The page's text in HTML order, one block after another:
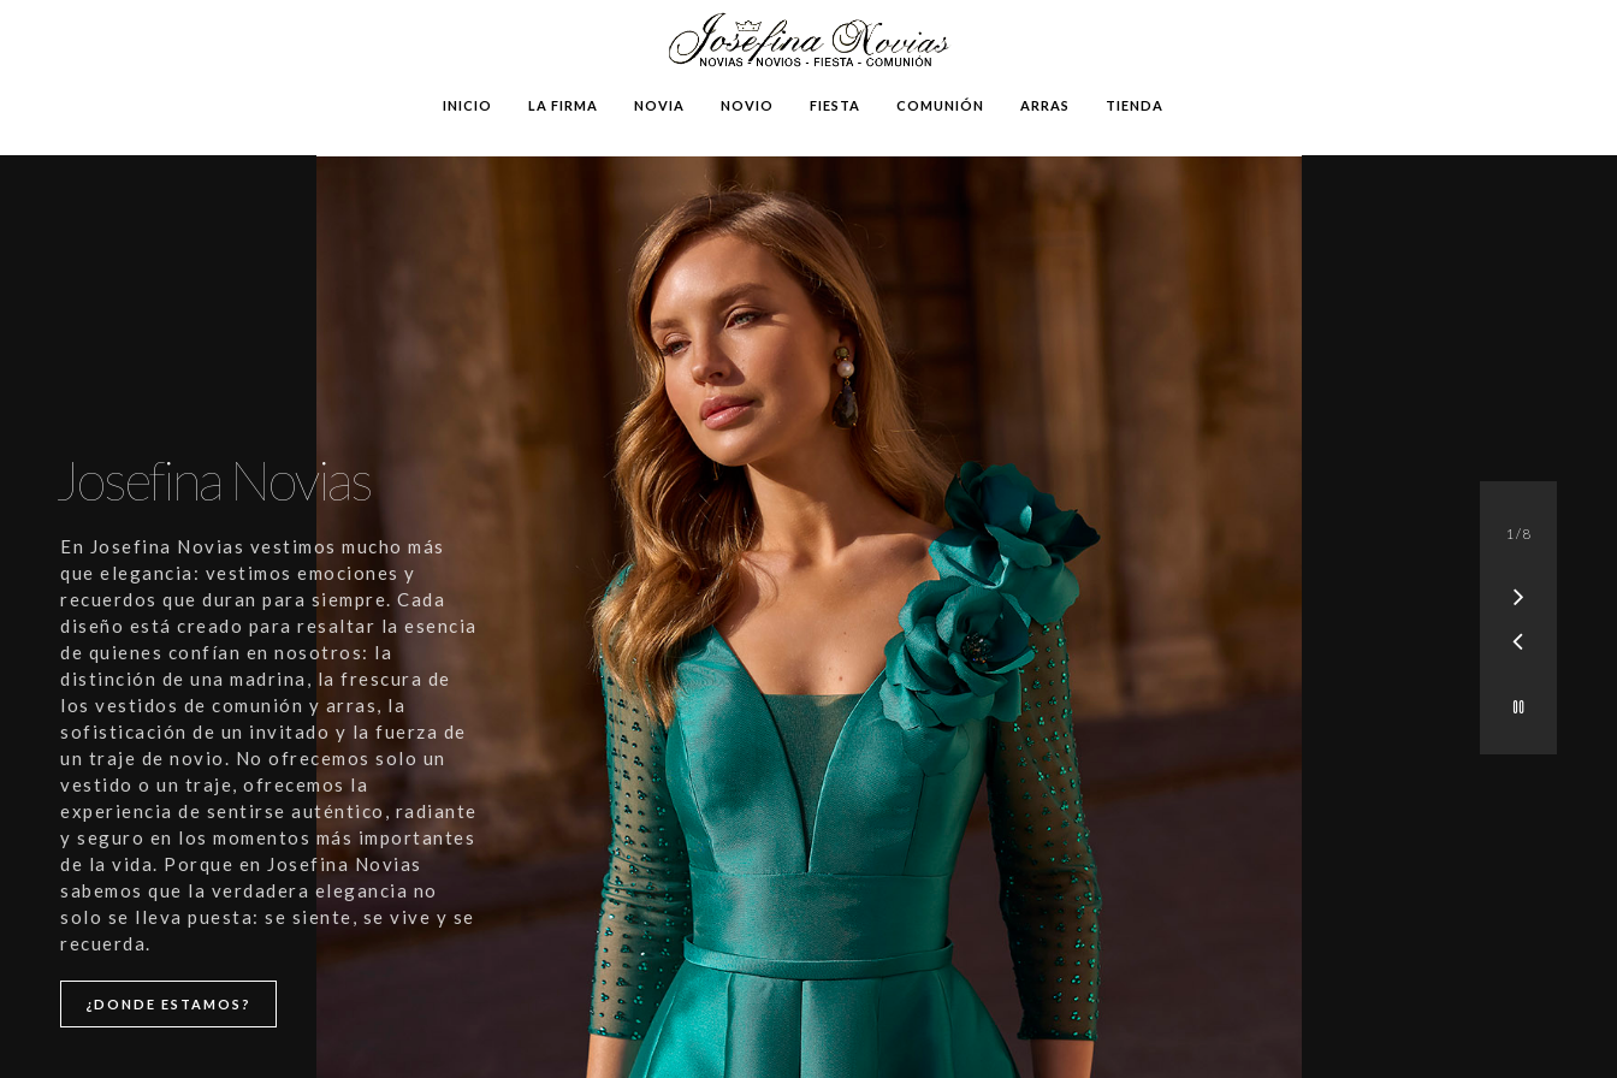
INICIO LA FIRMA NOVIA NOVIO FIESTA COMUNIÓN ARRAS TIENDA
Josefina Novias
En Josefina Novias vestimos mucho más
que elegancia: vestimos emociones y
recuerdos que duran para siempre. Cada
diseño está creado para resaltar la esencia
de quienes confían en nosotros: la
distinción de una madrina, la frescura de
los vestidos de comunión y arras, la
sofisticación de un invitado y la fuerza de
un traje de novio. No ofrecemos solo un
vestido o un traje, ofrecemos la
experiencia de sentirse auténtico, radiante
y seguro en los momentos más importantes
de la vida. Porque en Josefina Novias
sabemos que la verdadera elegancia no
solo se lleva puesta: se siente, se vive y se
recuerda.
¿DONDE ESTAMOS?
1 /8